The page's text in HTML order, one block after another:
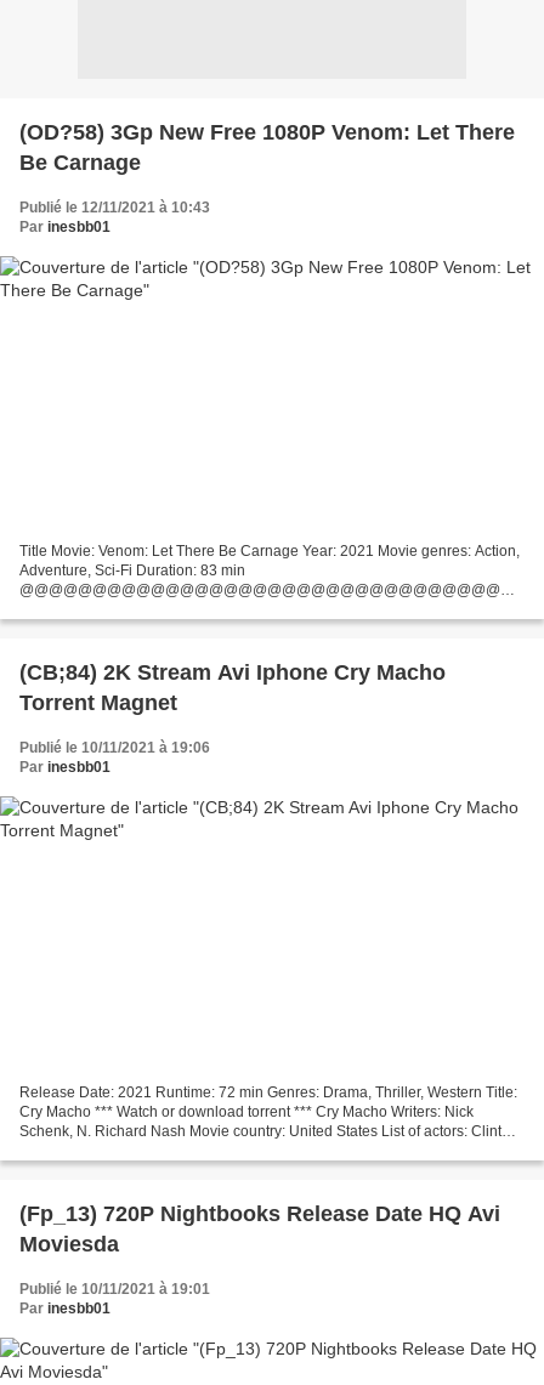
(OD?58) 3Gp New Free 1080P Venom: Let There
Be Carnage
Publié le 12/11/2021 à 10:43
Par inesbb01
Title Movie: Venom: Let There Be Carnage Year: 2021 Movie genres: Action,
Adventure, Sci-Fi Duration: 83 min
@@@@@@@@@@@@@@@@@@@@@@@@@@@@@@@@@
@@@@@@@@@@@@@@@@@@@@@@@@@@@@@@@@@
(CB;84) 2K Stream Avi Iphone Cry Macho
Torrent Magnet
Publié le 10/11/2021 à 19:06
Par inesbb01
Release Date: 2021 Runtime: 72 min Genres: Drama, Thriller, Western Title:
Cry Macho *** Watch or download torrent *** Cry Macho Writers: Nick
Schenk, N. Richard Nash Movie country: United States List of actors: Clint
(Fp_13) 720P Nightbooks Release Date HQ Avi
Moviesda
Publié le 10/11/2021 à 19:01
Par inesbb01